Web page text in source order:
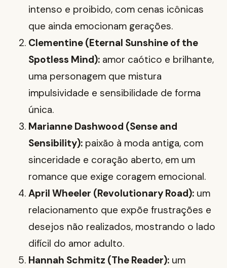
intenso e proibido, com cenas icônicas
que ainda emocionam gerações.
Clementine (Eternal Sunshine of the
Spotless Mind): amor caótico e brilhante,
uma personagem que mistura
impulsividade e sensibilidade de forma
única.
Marianne Dashwood (Sense and
Sensibility): paixão à moda antiga, com
sinceridade e coração aberto, em um
romance que exige coragem emocional.
April Wheeler (Revolutionary Road): um
relacionamento que expõe frustrações e
desejos não realizados, mostrando o lado
difícil do amor adulto.
Hannah Schmitz (The Reader): um